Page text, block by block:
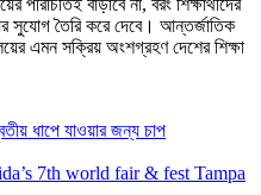
বাড়াবে না, বরং শিক্ষার্থীদের
সুযোগ তৈরি করে দেবে। আন্তর্জাতিক
এমন সক্রিয় অংশগ্রহণ দেশের শিক্ষা
ধাপে যাওয়ার জন্য চাপ
7th world fair & fest Tampa